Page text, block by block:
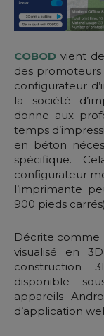
COBOD vient
des promoteurs
configurateur
la société
donne aux
temps
en béton
spécifique.
configurateur
l’imprimante
900 pieds
Décrite comme
visualisé en
construction
disponible
appareils
d’application